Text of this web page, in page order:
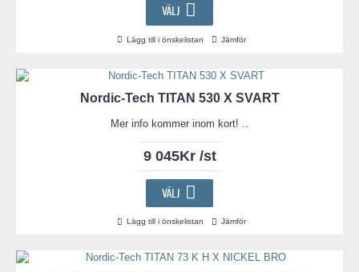
VÄLJ
Lägg till i önskelistan Jämför
Nordic-Tech TITAN 530 X SVART
Mer info kommer inom kort! ..
9 045Kr /st
VÄLJ
Lägg till i önskelistan Jämför